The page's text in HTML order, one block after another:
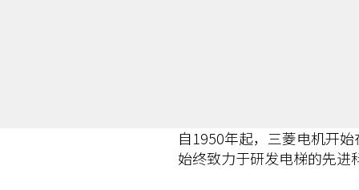
自1950年起，三菱电机开
始终致力于研发电梯的先进